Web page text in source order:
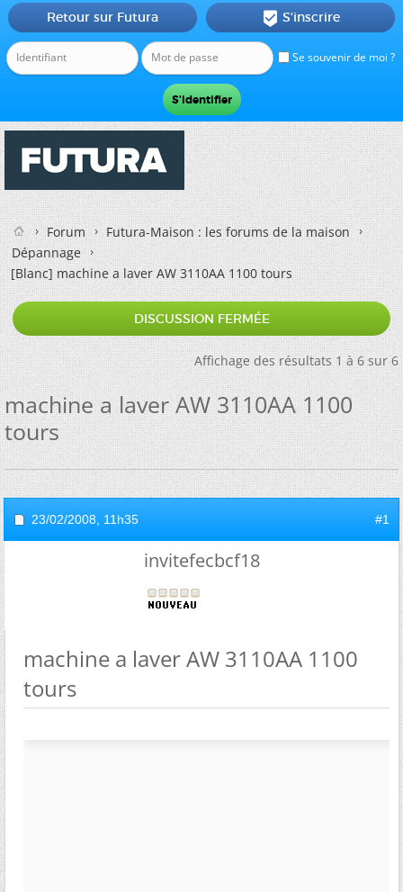
Se souvenir de moi ?
Retour sur Futura  S'inscrire
Forum
Futura-Maison : les forums de la maison
Dépannage
[Blanc]machine a laver AW 3110AA 1100 tours
DISCUSSION FERMÉE
Affichage des résultats 1 à 6 sur 6
machine a laver AW 3110AA 1100
tours
23/02/2008, 11h35 #1
invitefecbcf18
machine a laver AW 3110AA 1100
tours